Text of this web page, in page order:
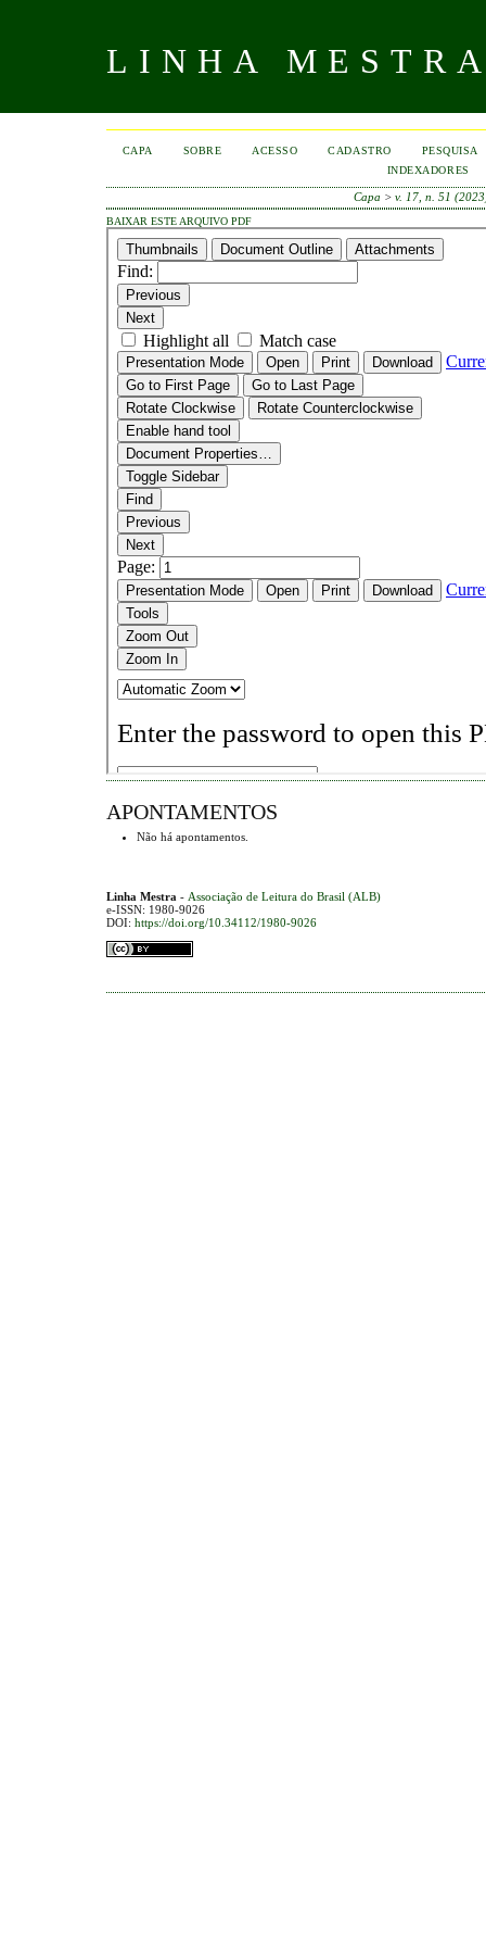
LINHA
CAPA SOBRE ACESSO CADASTRO
PESQUISA
INDEXADORES
Capa >v. 17, n. 51
BAIXAR ESTE ARQUIVO PDF
APONTAMENTOS
Não há apontamentos.
Linha Mestra - Associação de Leitura do Brasil (ALB)
e-ISSN: 1980-9026
DOI: https://doi.org/10.34112/1980-9026